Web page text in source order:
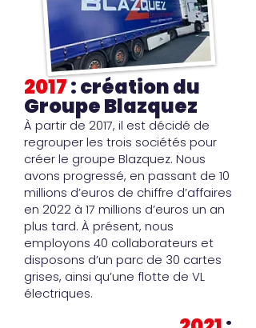
2017: création du
Groupe Blazquez
À partir de 2017, il est décidé de
regrouper les trois sociétés pour
créer le groupe Blazquez. Nous
avons progressé, en passant de 10
millions d’euros de chiffre d’affaires
en 2022 à 17 millions d’euros un an
plus tard. À présent, nous
employons 40 collaborateurs et
disposons d’un parc de 30 cartes
grises, ainsi qu’une flotte de VL
électriques.